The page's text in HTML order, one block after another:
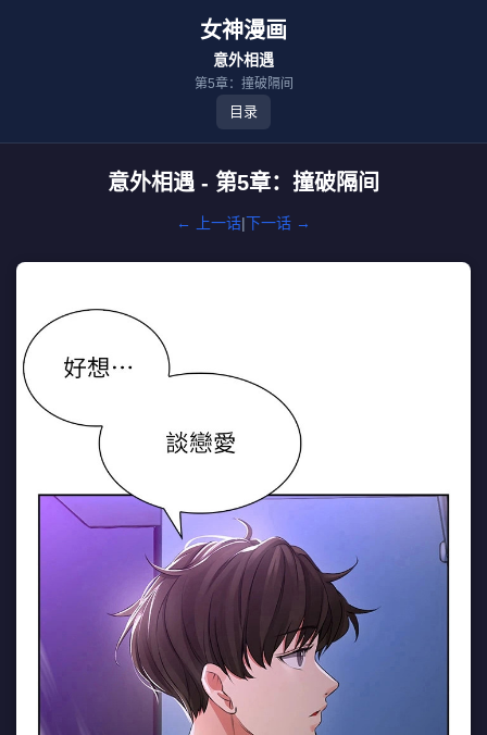
女神漫画
意外相遇
第5章：撞破隔间
目录
意外相遇 - 第5章：撞破隔间
← 上一话|下一话 →